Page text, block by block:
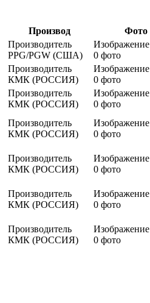
Производ Фото
Производитель
PPG/PGW (США)
Изображение
0 фото
Производитель
КМК (РОССИЯ)
Изображение
0 фото
Производитель
КМК (РОССИЯ)
Изображение
0 фото
Производитель
КМК (РОССИЯ)
Изображение
0 фото
Производитель
КМК (РОССИЯ)
Изображение
0 фото
Производитель
КМК (РОССИЯ)
Изображение
0 фото
Производитель
КМК (РОССИЯ)
Изображение
0 фото